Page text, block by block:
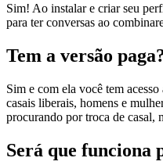
Sim! Ao instalar e criar seu
para ter conversas ao
Tem a versão
Sim e com ela você tem
casais liberais, homens e
procurando por troca de casal,
Será que funciona